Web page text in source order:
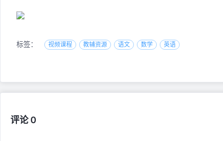
标签： 视频课程 教辅资源 语文 数学 英语
评论 0